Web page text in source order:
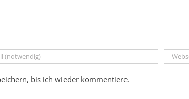
bis ich wieder kommentiere.